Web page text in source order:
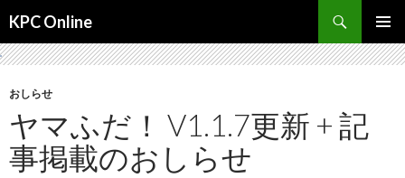
KPC Online
索
メインメ
ニュー
ン
ン
ツ
へ
ス
キ
おしらせ
ヤマふだ！ V1.1.7更新 + 記
事掲載のおしらせ